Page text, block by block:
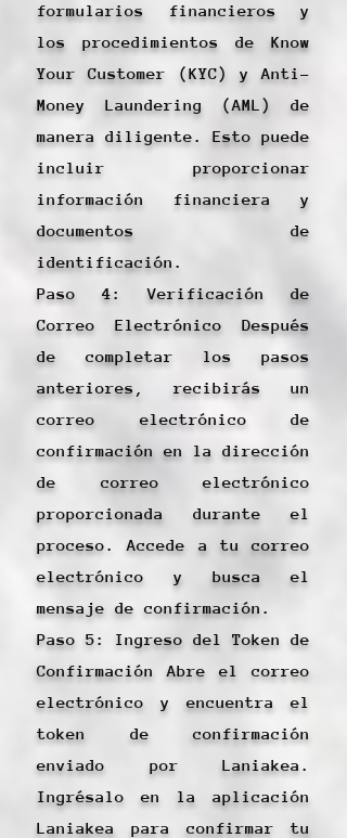
formularios financieros y
los procedimientos de Know
Your Customer (KYC) y Anti-
Money Laundering (AML) de
manera diligente. Esto puede
incluir proporcionar
información financiera y
documentos de
identificación.
Paso 4: Verificación de
Correo Electrónico Después
de completar los pasos
anteriores, recibirás un
correo electrónico de
confirmación en la dirección
de correo electrónico
proporcionada durante el
proceso. Accede a tu correo
electrónico y busca el
mensaje de confirmación.
Paso 5: Ingreso del Token de
Confirmación Abre el correo
electrónico y encuentra el
token de confirmación
enviado por Laniakea.
Ingrésalo en la aplicación
Laniakea para confirmar tu